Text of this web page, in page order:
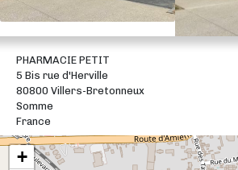
PHARMACIE PETIT
5 Bis rue d'Herville
80800 Villers-Bretonneux
Somme
France
+